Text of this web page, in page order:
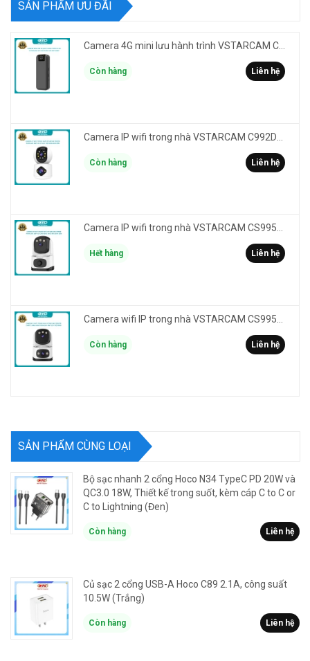
SẢN PHẨM ƯU ĐÃI
Camera 4G mini lưu hành trình VSTARCAM CB77 phân giải 3MP FullHD 1080P - Action cam quay Vlog
Còn hàng Liên hệ
Còn hàng Liên hệ
Camera IP wifi trong nhà VSTARCAM CS995M phân giải 2MP HD led trợ sáng - cảnh báo khói, gas, cháy
Hết hàng Liên hệ
Còn hàng Liên hệ
SẢN PHẨM CÙNG LOẠI
Bộ sạc nhanh 2 cổng Hoco N34 TypeC PD 20W và
QC3.0 18W, Thiết kế trong suốt, kèm cáp C to C or
C to Lightning (Đen)
Còn hàng Liên hệ
Củ sạc 2 cổng USB-A Hoco C89 2.1A, công suất
10.5W (Trắng)
Còn hàng Liên hệ